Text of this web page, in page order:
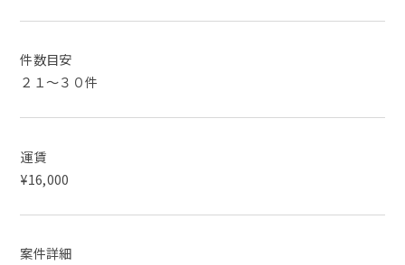
件数目安
２１～３０件
運賃
¥16,000
案件詳細